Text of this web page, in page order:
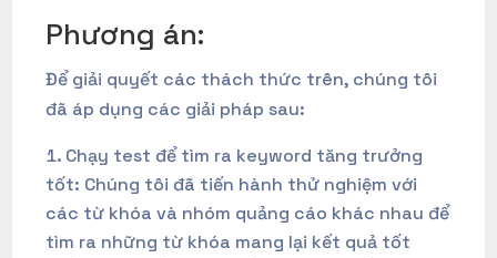
Phương án:
Để giải quyết các thách thức trên, chúng tôi
đã áp dụng các giải pháp sau:
Chạy test để tìm ra keyword tăng trưởng
tốt: Chúng tôi đã tiến hành thử nghiệm với
các từ khóa và nhóm quảng cáo khác nhau để
tìm ra những từ khóa mang lại kết quả tốt